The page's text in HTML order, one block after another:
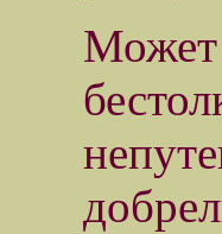
Может